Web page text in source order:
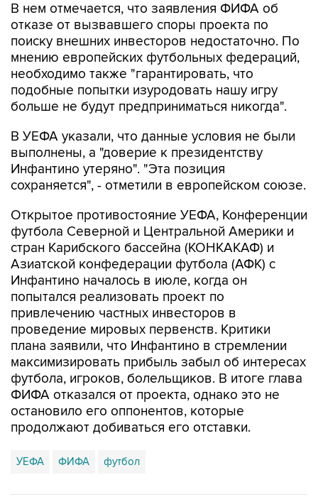
В нем отмечается, что заявления ФИФА об
отказе от вызвавшего споры проекта по
поиску внешних инвесторов недостаточно. По
мнению европейских футбольных федераций,
необходимо также "гарантировать, что
подобные попытки изуродовать нашу игру
больше не будут предприниматься никогда".
В УЕФА указали, что данные условия не были
выполнены, а "доверие к президентству
Инфантино утеряно". "Эта позиция
сохраняется", - отметили в европейском союзе.
Открытое противостояние УЕФА, Конференции
футбола Северной и Центральной Америки и
стран Карибского бассейна (КОНКАКАФ) и
Азиатской конфедерации футбола (АФК) с
Инфантино началось в июле, когда он
попытался реализовать проект по
привлечению частных инвесторов в
проведение мировых первенств. Критики
плана заявили, что Инфантино в стремлении
максимизировать прибыль забыл об интересах
футбола, игроков, болельщиков. В итоге глава
ФИФА отказался от проекта, однако это не
остановило его оппонентов, которые
продолжают добиваться его отставки.
УЕФА ФИФА футбол